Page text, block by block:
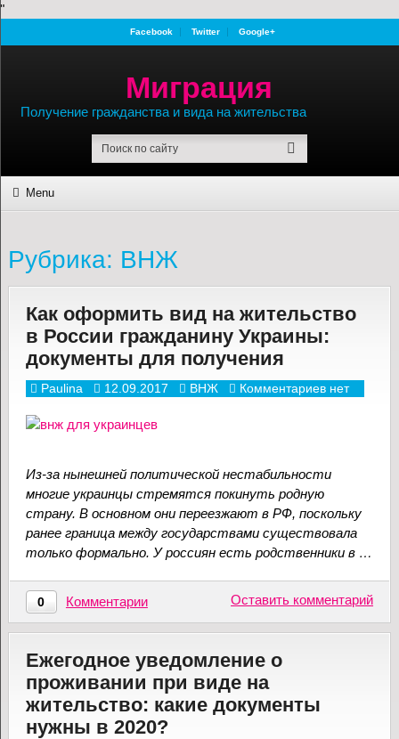
"
Facebook Twitter Google+
Миграция
Получение гражданства и вида на жительства
Menu
Рубрика: ВНЖ
Как оформить вид на жительство
в России гражданину Украины:
документы для получения
Paulina 12.09.2017 ВНЖ Комментариев нет
Из-за нынешней политической нестабильности
многие украинцы стремятся покинуть родную
страну. В основном они переезжают в РФ, поскольку
ранее граница между государствами существовала
только формально. У россиян есть родственники в …
0 Комментарии Оставить комментарий
Ежегодное уведомление о
проживании при виде на
жительство: какие документы
нужны в 2020?